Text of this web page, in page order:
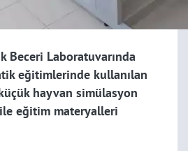
Beceri Laboratuvarında
eğitimlerinde kullanılan
hayvan simülasyon
eğitim materyalleri